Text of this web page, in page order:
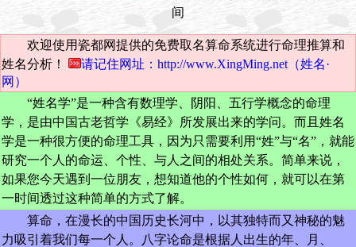
间
欢迎使用瓷都网提供的免费取名算命系统进行命理推算和
姓名分析！
请记住网址：http://www.XingMing.net（姓名·
网）
“姓名学”是一种含有数理学、阴阳、五行学概念的命理
学，是由中国古老哲学《易经》所发展出来的学问。而且姓名
学是一种很方便的命理工具，因为只需要利用“姓”与“名”，就能
研究一个人的命运、个性、与人之间的相处关系。简单来说，
如果您今天遇到一位朋友，想知道他的个性如何，就可以在第
一时间透过这种简单的方式了解。
算命，在漫长的中国历史长河中，以其独特而又神秘的魅
力吸引着我们每一个人。八字论命是根据人出生的年、月、